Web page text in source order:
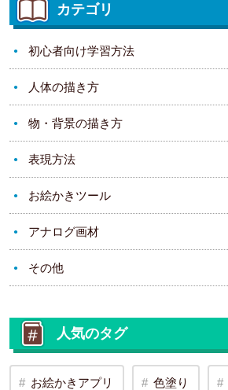
カテゴリ
初心者向け学習方法
人体の描き方
物・背景の描き方
表現方法
お絵かきツール
アナログ画材
その他
人気のタグ
お絵かきアプリ 色塗り